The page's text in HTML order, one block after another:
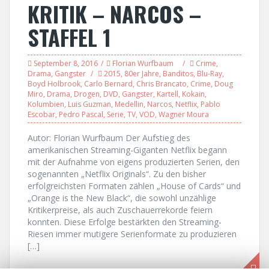
KRITIK – NARCOS –
STAFFEL 1
September 8, 2016 Florian Wurfbaum Crime,
Drama, Gangster 2015, 80er Jahre, Banditos, Blu-Ray,
Boyd Holbrook, Carlo Bernard, Chris Brancato, Crime, Doug
Miro, Drama, Drogen, DVD, Gangster, Kartell, Kokain,
Kolumbien, Luis Guzman, Medellin, Narcos, Netflix, Pablo
Escobar, Pedro Pascal, Serie, TV, VOD, Wagner Moura
Autor: Florian Wurfbaum Der Aufstieg des
amerikanischen Streaming-Giganten Netflix begann
mit der Aufnahme von eigens produzierten Serien, den
sogenannten „Netflix Originals“. Zu den bisher
erfolgreichsten Formaten zählen „House of Cards“ und
„Orange is the New Black“, die sowohl unzählige
Kritikerpreise, als auch Zuschauerrekorde feiern
konnten. Diese Erfolge bestärkten den Streaming-
Riesen immer mutigere Serienformate zu produzieren
[…]